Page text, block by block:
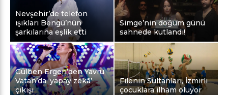
Nevşehir’de telefon
ışıkları Bengü’nün
şarkılarına eşlik etti
Simge’nin doğum günü
sahnede kutlandı!
Gülben Ergen’den Yavru
Vatan’da ‘yapay zekâ’
çıkışı
Filenin Sultanları, İzmirli
çocuklara ilham oluyor